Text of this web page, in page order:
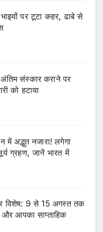
पर टूटा कहर, ढाबे से
अंतिम संस्कार कराने पर
को हटाया
अद्भुत नजारा! लगेगा
ग्रहण, जानें भारत में
विशेष: 9 से 15 अगस्त तक
और आपका साप्ताहिक